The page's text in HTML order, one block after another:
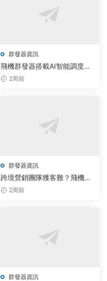
群發器資訊
飛機群發器搭載AI智能調度，
自動化效率提升300%
2周前
群發器資訊
跨境營銷團隊獲客難？飛機群
發器與Telegram無限制加群系
2周前
群發器資訊